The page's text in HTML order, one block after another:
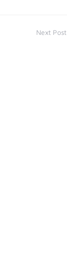
Next Post